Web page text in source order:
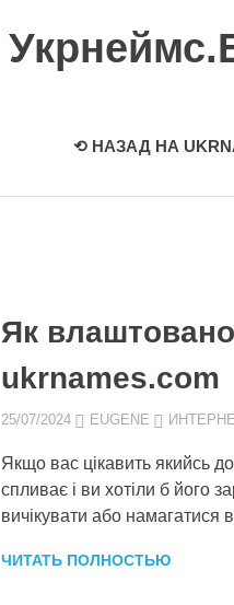
⟲ НАЗАД НА
Як
ukrnames.com
25/07/2024 EUGENE
Якщо вас цікавить якийсь
спливає і ви хотіли б його
вичікувати або намагатися
ЧИТАТЬ ПОЛНОСТЬЮ